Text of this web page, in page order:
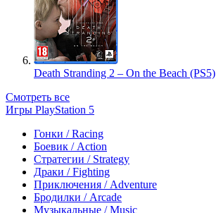
Death Stranding 2 – On the Beach (PS5)
Смотреть все
Игры PlayStation 5
Гонки / Racing
Боевик / Action
Стратегии / Strategy
Драки / Fighting
Приключения / Adventure
Бродилки / Arcade
Музыкальные / Music